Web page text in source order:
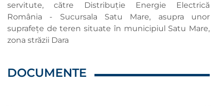
servitute, către Distribuție Energie Electrică
România - Sucursala Satu Mare, asupra unor
suprafețe de teren situate în municipiul Satu Mare,
zona străzii Dara
DOCUMENTE